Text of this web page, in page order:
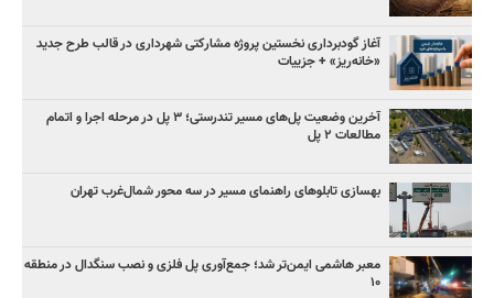
آغاز گودبرداری نخستین پروژه مشارکتی شهرداری در قالب طرح جدید
«خانه‌ریز» + جزییات
آخرین وضعیت پل‌های مسیر تندرستی؛ ۳ پل در مرحله اجرا و اتمام
مطالعات ۲ پل
بهسازی تابلوهای راهنمای مسیر در سه محور شمال‌غرب تهران
معبر هاشمی ایمن‌تر شد؛ جمع‌آوری پل فلزی و نصب سنگدال در منطقه
۱۰